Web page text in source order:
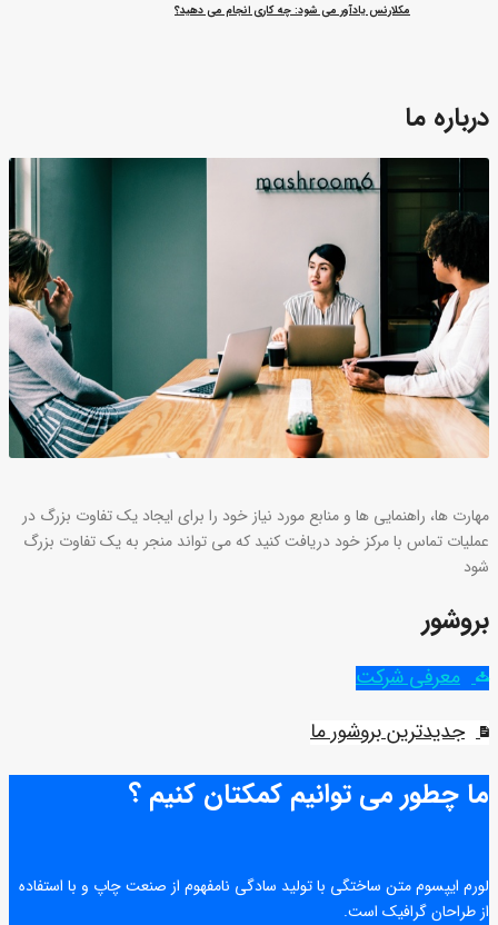
مکلارنس یادآور می شود: چه کاری انجام می دهید؟
درباره ما
مهارت ها، راهنمایی ها و منابع مورد نیاز خود را برای ایجاد یک تفاوت بزرگ در
عملیات تماس با مرکز خود دریافت کنید که می تواند منجر به یک تفاوت بزرگ
شود
بروشور
معرفی شرکت
جدیدترین بروشور ما
ما چطور می توانیم کمکتان کنیم ؟
لورم ایپسوم متن ساختگی با تولید سادگی نامفهوم از صنعت چاپ و با استفاده
از طراحان گرافیک است.